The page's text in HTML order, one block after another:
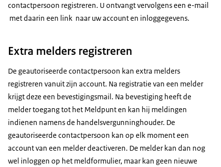
contactpersoon registreren. U ontvangt vervolgens een e-mail
met daarin een link naar uw account en inloggegevens.
Extra melders registreren
De geautoriseerde contactpersoon kan extra melders
registreren vanuit zijn account. Na registratie van een melder
krijgt deze een bevestigingsmail. Na bevestiging heeft de
melder toegang tot het Meldpunt en kan hij meldingen
indienen namens de handelsvergunninghouder. De
geautoriseerde contactpersoon kan op elk moment een
account van een melder deactiveren. De melder kan dan nog
wel inloggen op het meldformulier, maar kan geen nieuwe